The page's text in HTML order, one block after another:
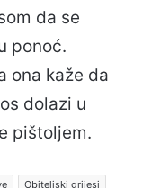
da se
ponoć.
ona kaže da
dolazi u
pištoljem.
Obiteljski grijesi